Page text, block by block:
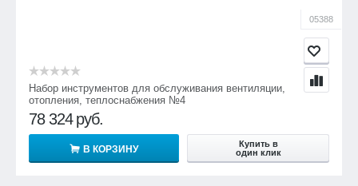
05388
Набор инструментов для обслуживания вентиляции,
отопления, теплоснабжения №4
78 324 руб.
В КОРЗИНУ
Купить в
один клик